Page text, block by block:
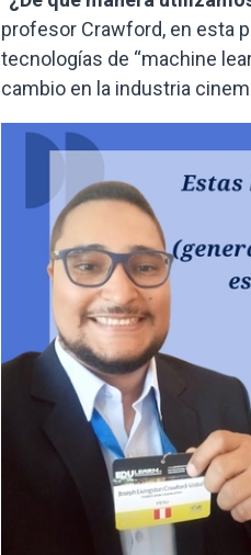
profesor Crawford, en esta
tecnologías de “machine
cambio en la industria